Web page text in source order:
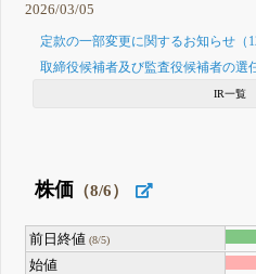
2026/03/05
定款の一部変更に関するお知らせ（
取締役候補者及び監査役候補者の選
IR一覧
株価 （8/6）
前日終値 (8/5)
始値